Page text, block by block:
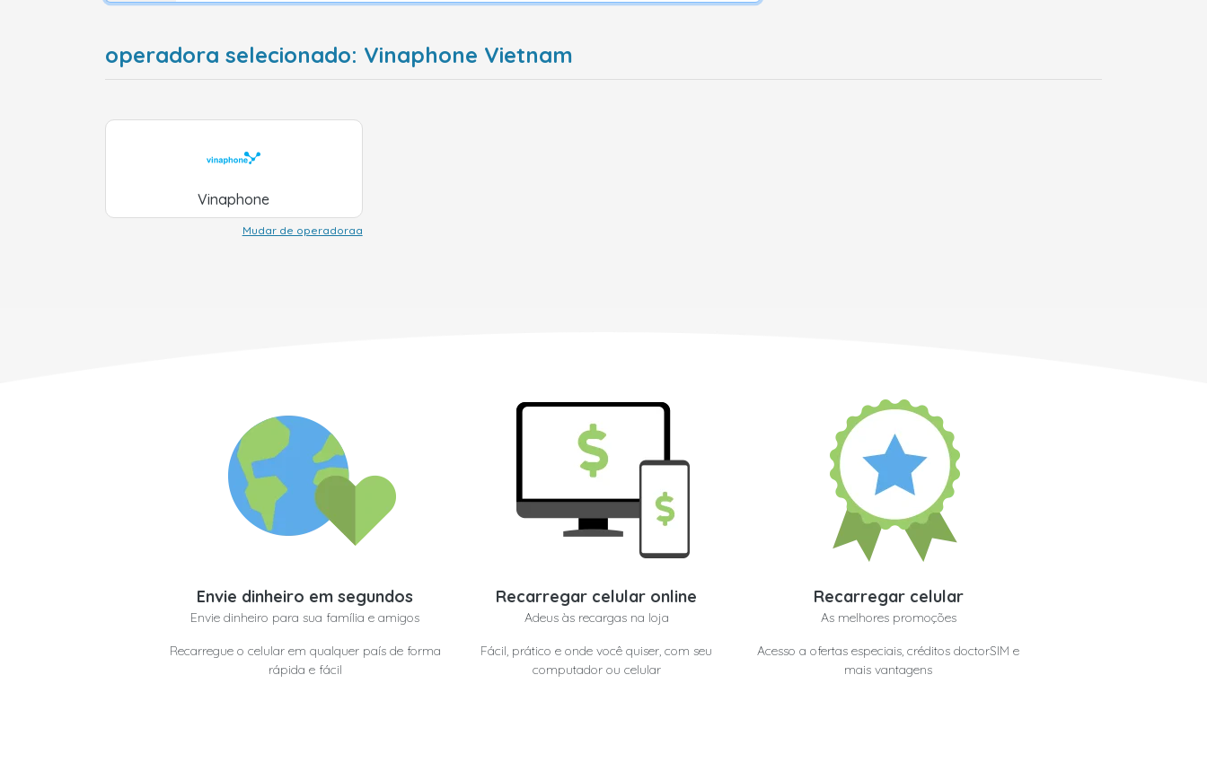
operadora selecionado: Vinaphone Vietnam
Vinaphone
Mudar de operadoraa
Envie dinheiro em segundos
Envie dinheiro para sua família e amigos
Recarregue o celular em qualquer país de forma
rápida e fácil
Recarregar celular online
Adeus às recargas na loja
Fácil, prático e onde você quiser, com seu
computador ou celular
Recarregar celular
As melhores promoções
Acesso a ofertas especiais, créditos doctorSIM e
mais vantagens